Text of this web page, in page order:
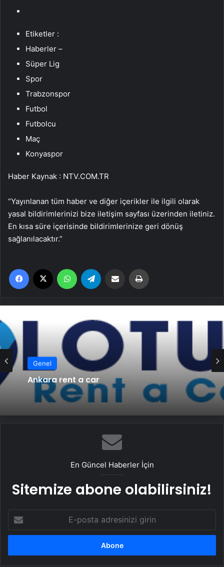
Etiketler :
Haberler –
Süper Lig
Spor
Trabzonspor
Futbol
Futbolcu
Maç
Konyaspor
Haber Kaynak : NTV.COM.TR
“Yayınlanan tüm haber ve diğer içerikler ile ilgili olarak
yasal bildirimlerinizi bize iletişim sayfası üzerinden iletiniz.
En kısa süre içerisinde bildirimlerinize geri dönüş
sağlanılacaktır.”
Facebook WhatsApp Email'den paylaş
Genel
Ankara rent a car
En Güncel Haberler İçin
Sitemize abone olabilirsiniz!
posta
adresinizi